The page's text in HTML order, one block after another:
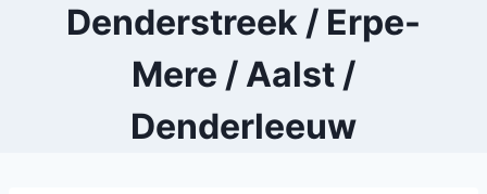
Denderstreek / Erpe-
Mere / Aalst /
Denderleeuw